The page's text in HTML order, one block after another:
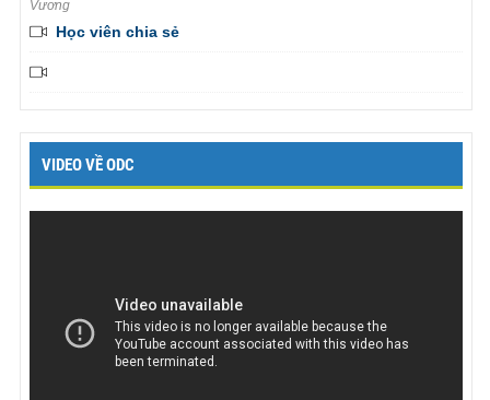
Vương
Học viên chia sẻ
VIDEO VỀ ODC